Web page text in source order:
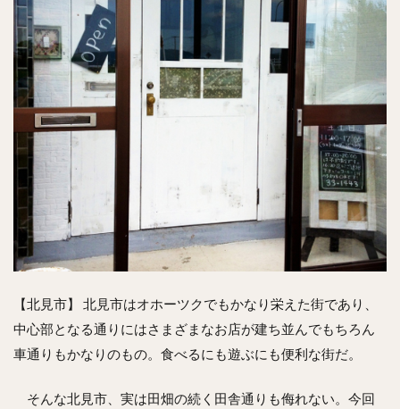
【北見市】 北見市はオホーツクでもかなり栄えた街であり、
中心部となる通りにはさまざまなお店が建ち並んでもちろん
車通りもかなりのもの。食べるにも遊ぶにも便利な街だ。
そんな北見市、実は田畑の続く田舎通りも侮れない。今回